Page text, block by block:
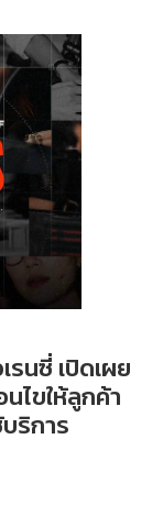
รนซี่ เปิดเผย
ไขให้ลูกค้า
ริการ